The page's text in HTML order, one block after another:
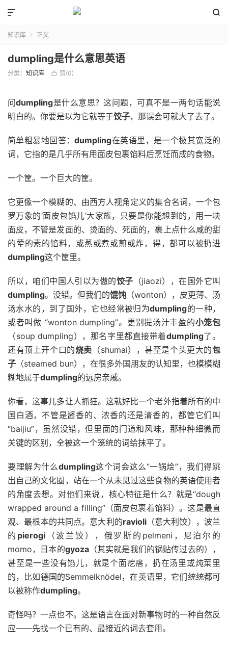


知识库  正文
dumpling是什么意思英语
分类： 知识库  赞(0)
问dumpling是什么意思？这问题，可真不是一两句话能说
明白的。你要是以为它就等于饺子，那误会可就大了去了。
简单粗暴地回答：dumpling在英语里，是一个极其宽泛的
词，它指的是几乎所有用面皮包裹馅料后烹饪而成的食物。
一个筐。一个巨大的筐。
它更像一个模糊的、由西方人视角定义的集合名词，一个包
罗万象的‘面皮包馅儿’大家族，只要是你能想到的，用一块
面皮，不管是发面的、烫面的、死面的，裹上点什么咸的甜
的荤的素的馅料，或蒸或煮或煎或炸，得，都可以被扔进
dumpling这个筐里。
所以，咱们中国人引以为傲的饺子 （jiaozi），在国外它叫
dumpling。没错。但我们的馄饨 （wonton），皮更薄、汤
汤水水的，到了国外，它也经常被归为dumpling的一种，
或者叫做 “wonton dumpling”。更别提汤汁丰盈的小笼包
（soup dumpling），那名字里都直接带着dumpling了。
还有顶上开个口的烧卖 （shumai），甚至是个头更大的包
子 （steamed bun），在很多外国朋友的认知里，也模模糊
糊地属于dumpling的远房亲戚。
你看，这事儿多让人抓狂。这就好比一个老外指着所有的中
国白酒，不管是酱香的、浓香的还是清香的，都管它们叫
“baijiu”，虽然没错，但里面的门道和风味，那种种细微而
关键的区别，全被这一个笼统的词给抹平了。
要理解为什么dumpling这个词会这么“一锅烩”，我们得跳
出自己的文化圈，站在一个从未见过这些食物的英语使用者
的角度去想。对他们来说，核心特征是什么？就是“dough
wrapped around a filling”（面皮包裹着馅料）。这是最直
观、最根本的共同点。意大利的ravioli（意大利饺），波兰
的 pierogi（波兰饺），俄罗斯的pelmeni，尼泊尔的
momo，日本的gyoza（其实就是我们的锅贴传过去的），
甚至是一些没有馅儿，就是个面疙瘩，扔在汤里或炖菜里
的，比如德国的Semmelknödel，在英语里，它们统统都可
以被称作dumpling。
奇怪吗？一点也不。这是语言在面对新事物时的一种自然反
应——先找一个已有的、最接近的词去套用。